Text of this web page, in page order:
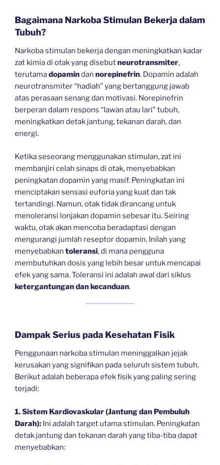
Bagaimana Narkoba Stimulan Bekerja dalam
Tubuh?
Narkoba stimulan bekerja dengan meningkatkan kadar
zat kimia di otak yang disebutneurotransmiter,
terutamadopamindan norepinefrin. Dopamin adalah
neurotransmiter “hadiah” yang bertanggung jawab
atas perasaan senang dan motivasi. Norepinefrin
berperan dalam respons “lawan atau lari” tubuh,
meningkatkan detak jantung, tekanan darah, dan
energi.
Ketika seseorang menggunakan stimulan, zat ini
membanjiri celah sinaps di otak, menyebabkan
peningkatan dopamin yang masif. Peningkatan ini
menciptakan sensasi euforia yang kuat dan tak
tertandingi. Namun, otak tidak dirancang untuk
menoleransi lonjakan dopamin sebesar itu. Seiring
waktu, otak akan mencoba beradaptasi dengan
mengurangi jumlah reseptor dopamin. Inilah yang
menyebabkan toleransi, di mana pengguna
membutuhkan dosis yang lebih besar untuk mencapai
efek yang sama. Toleransi ini adalah awal dari siklus
ketergantungan dan kecanduan.
Dampak Serius pada Kesehatan Fisik
Penggunaan narkoba stimulan meninggalkan jejak
kerusakan yang signifikan pada seluruh sistem tubuh.
Berikut adalah beberapa efek fisik yang paling sering
terjadi:
1. Sistem Kardiovaskular (Jantung dan Pembuluh
Darah): Ini adalah target utama stimulan. Peningkatan
detak jantung dan tekanan darah yang tiba-tiba dapat
menyebabkan: